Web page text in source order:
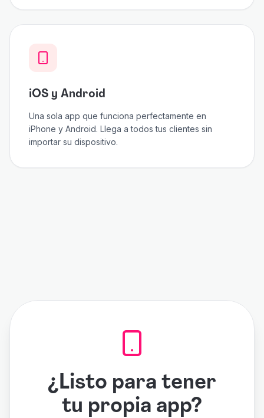
iOS y Android
Una sola app que funciona perfectamente en
iPhone y Android. Llega a todos tus clientes sin
importar su dispositivo.
¿Listo para tener
tu propia app?